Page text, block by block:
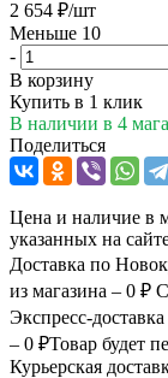
2 654 ₽/шт
Меньше 10
-
В корзину
Купить в 1 клик
В наличии в 4
Поделиться
Цена и наличие в
указанных на
Доставка по
из магазина – 0 ₽
Экспресс-
– 0 ₽Товар будет
Курьерская